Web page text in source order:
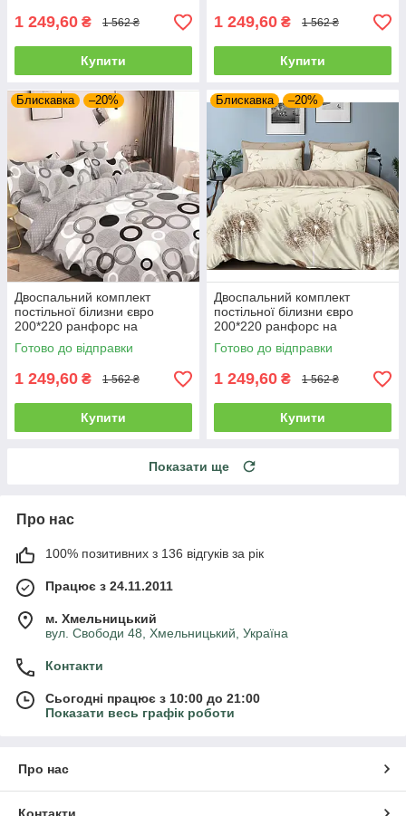
1 249,60 ₴ 1 562 ₴
Купити
1 249,60 ₴ 1 562 ₴
Купити
Блискавка –20%
Двоспальний комплект
постільної білизни євро
200*220 ранфорс на
блискавці
Готово до відправки
1 249,60 ₴ 1 562 ₴
Купити
Блискавка –20%
Двоспальний комплект
постільної білизни євро
200*220 ранфорс на
блискавці (24413)
Готово до відправки
1 249,60 ₴ 1 562 ₴
Купити
Показати ще
Про нас
100% позитивних з 136 відгуків за рік
Працює з 24.11.2011
м. Хмельницький
вул. Свободи 48, Хмельницький, Україна
Контакти
Сьогодні працює з 10:00 до 21:00
Показати весь графік роботи
Про нас